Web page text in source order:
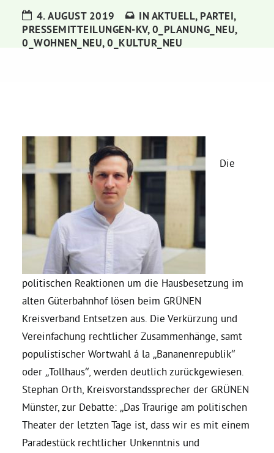
Personen
Sylvia Rietenberg, MdB
Robin Korte, MdL
Daniel Freund, MdEP
Delegierte
Grüne im Rathaus
Ratsmitglieder 2025 – 2030
Ratsanträge
Fraktionsgeschäftsstelle
4. AUGUST 2019 INAKTUELL, PARTEI,
PRESSEMITTEILUNGEN-KV,0_PLANUNG_NEU,
0_WOHNEN_NEU,0_KULTUR_NEU
Die
politischen Reaktionen um die Hausbesetzung im
alten Güterbahnhof lösen beim GRÜNEN
Kreisverband Entsetzen aus. Die Verkürzung und
Vereinfachung rechtlicher Zusammenhänge, samt
populistischer Wortwahl á la „Bananenrepublik“
oder „Tollhaus“, werden deutlich zurückgewiesen.
Stephan Orth, Kreisvorstandssprecher der GRÜNEN
Münster, zur Debatte: „Das Traurige am politischen
Theater der letzten Tage ist, dass wir es mit einem
Paradestück rechtlicher Unkenntnis und